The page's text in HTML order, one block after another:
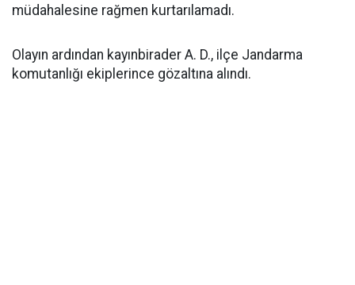
müdahalesine rağmen kurtarılamadı.
Olayın ardından kayınbirader A. D., ilçe Jandarma
komutanlığı ekiplerince gözaltına alındı.